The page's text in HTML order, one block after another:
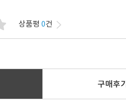
상품평 0건
구매후기